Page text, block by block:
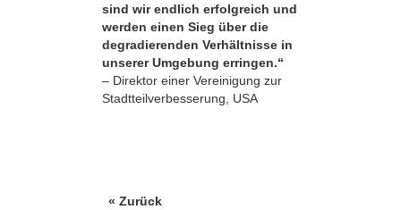
sind wir endlich erfolgreich und
werden einen Sieg über die
degradierenden Verhältnisse in
unserer Umgebung erringen.“
– Direktor einer Vereinigung zur
Stadtteilverbesserung, USA
« Zurück